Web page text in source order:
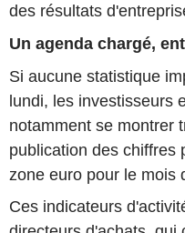
des résultats
Un agenda chargé,
Si aucune statistique
lundi, les investisseurs
notamment se montrer
publication des chiffres
zone euro pour le mois
Ces indicateurs